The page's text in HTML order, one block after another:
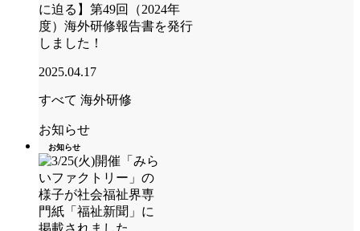
に迫る】第49回（2024年
度）海外研修報告書を発行
しました！
2025.04.17
すべて 海外研修
お知らせ
お知らせ